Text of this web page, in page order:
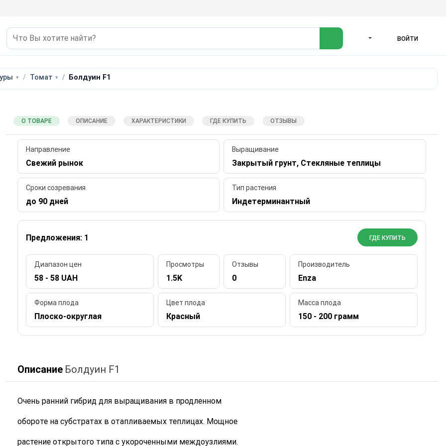
ВОЙТИ
Томат Болдуин F1
О ТОВАРЕ ОПИСАНИЕ ХАРАКТЕРИСТИКИ ГДЕ КУПИТЬ ОТЗЫВЫ
Направление
Свежий рынок
Выращивание
Закрытый грунт, Стекляные теплицы
Сроки созревания
до 90 дней
Тип растения
Индетерминантный
Предложения: 1 ГДЕ КУПИТЬ
Диапазон цен
58 - 58 UAH
Просмотры
1.5K
Отзывы
0
Производитель
Enza
Форма плода
Плоско-округлая
Цвет плода
Красный
Масса плода
150 - 200 грамм
Описание Болдуин F1
Очень ранний гибрид для выращивания в продленном
обороте на субстратах в отапливаемых теплицах. Мощное
растение открытого типа с укороченными междоузлиями.